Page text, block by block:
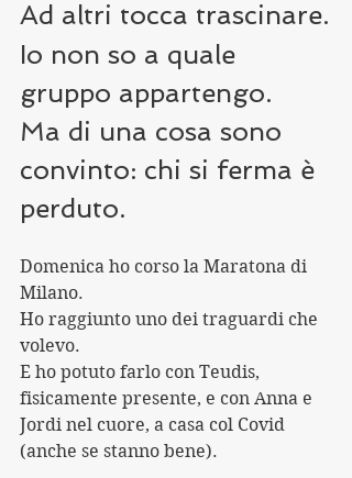
Ad altri tocca trascinare.
Io non so a quale
gruppo appartengo.
Ma di una cosa sono
convinto: chi si ferma è
perduto.
Domenica ho corso la Maratona di
Milano.
Ho raggiunto uno dei traguardi che
volevo.
E ho potuto farlo con Teudis,
fisicamente presente, e con Anna e
Jordi nel cuore, a casa col Covid
(anche se stanno bene).